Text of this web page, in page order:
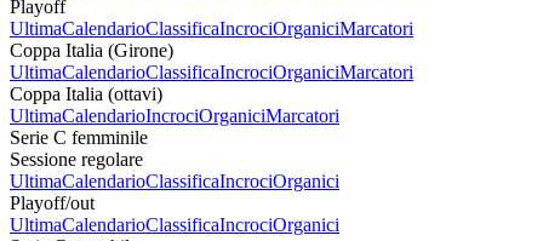
Playoff
UltimaCalendarioClassificaIncrociOrganiciMarcatori
Coppa Italia (Girone)
UltimaCalendarioClassificaIncrociOrganiciMarcatori
Coppa Italia (ottavi)
UltimaCalendarioIncrociOrganiciMarcatori
Serie C femminile
Sessione regolare
UltimaCalendarioClassificaIncrociOrganici
Playoff/out
UltimaCalendarioClassificaIncrociOrganici